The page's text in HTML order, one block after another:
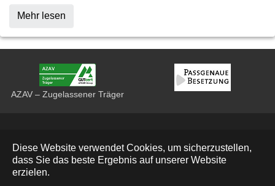
Diese Website verwendet Cookies, um sicherzustellen,
dass Sie das beste Ergebnis auf unserer Website
erzielen.
Mehr lesen
AZAV – Zugelassener Träger
Impressum
Deutsch